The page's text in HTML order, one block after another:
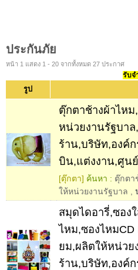
ประกันภัย
หน้า 1 แสดง 1 - 20 จากทั้งหมด 27 ประกาศ
รับจ
รูป
ตุ๊กตาช้างผ้าไห
หน่วยงานรัฐบาล
ร้าน,บริษัท,องค์
บิน,แต่งงาน,ศูน
[ตุ๊กตา] ค้นหา : ตุ๊กตา
ให้หน่วยงานรัฐบาล
สมุดไดอารี่,ซอง
ไหม,ซองไหม
ยม,ผลิตให้หน่วย
ร้าน,บริษัท,องค์